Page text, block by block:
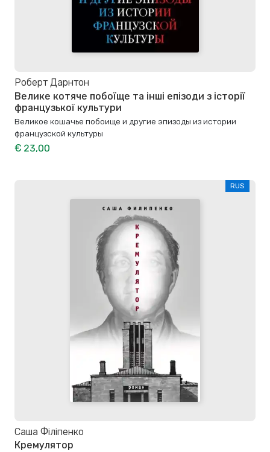
Роберт Дарнтон
Велике котяче побоїще та інші епізоди з історії
французької культури
Великое кошачье побоище и другие эпизоды из истории
французской культуры
€ 23,00
RUS
Саша Філіпенко
Кремулятор